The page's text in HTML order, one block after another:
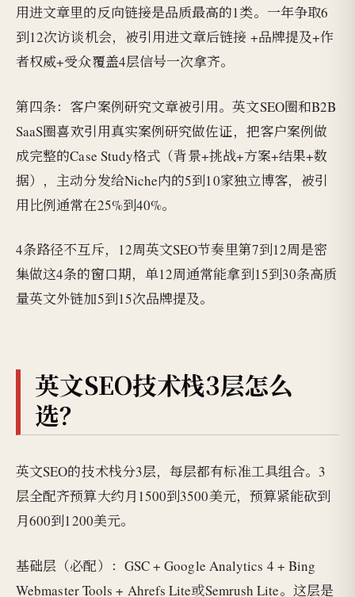
用进文章里的反向链接是品质最高的1类。一年争取6
到12次访谈机会，被引用进文章后链接 +品牌提及+作
者权威+受众覆盖4层信号一次拿齐。
第四条：客户案例研究文章被引用。英文SEO圈和B2B
SaaS圈喜欢引用真实案例研究做佐证，把客户案例做
成完整的Case Study格式（背景+挑战+方案+结果+数
据），主动分发给Niche内的5到10家独立博客，被引
用比例通常在25%到40%。
4条路径不互斥，12周英文SEO节奏里第7到12周是密
集做这4条的窗口期，单12周通常能拿到15到30条高质
量英文外链加5到15次品牌提及。
英文SEO技术栈3层怎么
选？
英文SEO的技术栈分3层，每层都有标准工具组合。3
层全配齐预算大约月1500到3500美元，预算紧能砍到
月600到1200美元。
基础层（必配）：GSC + Google Analytics 4 + Bing
Webmaster Tools + Ahrefs Lite或Semrush Lite。这层是